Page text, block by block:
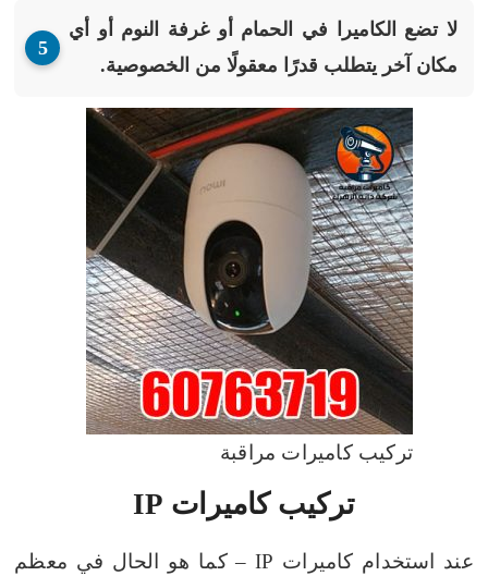
لا تضع الكاميرا في الحمام أو غرفة النوم أو أي
مكان آخر يتطلب قدرًا معقولًا من الخصوصية.
تركيب كاميرات مراقبة
تركيب كاميرات IP
عند استخدام كاميرات IP – كما هو الحال في معظم